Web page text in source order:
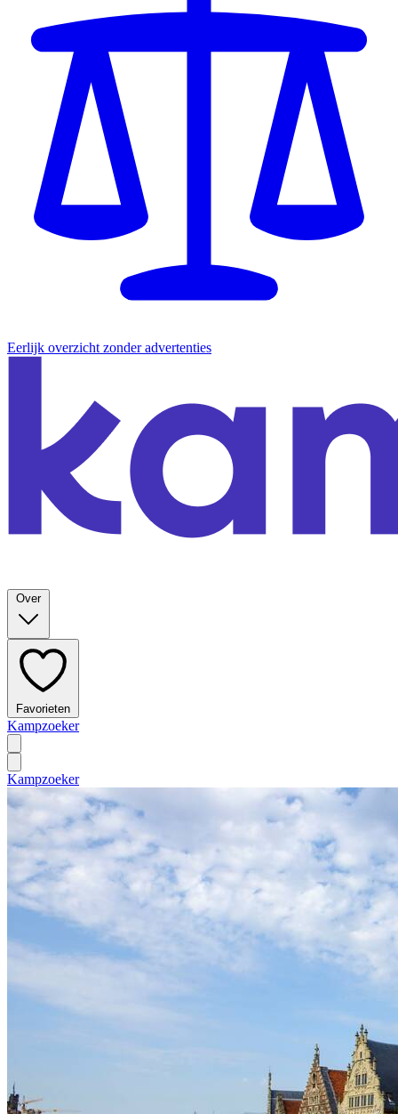
Eerlijk overzicht zonder advertenties
Over
Favorieten
Kampzoeker
Kampzoeker